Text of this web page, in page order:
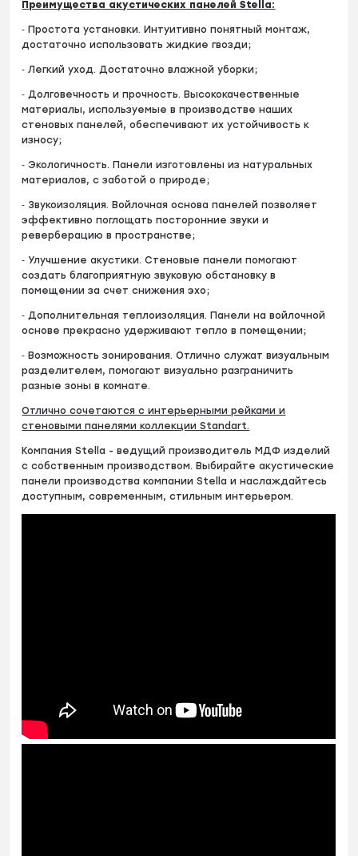
Преимущества акустических панелей Stella:
⁃ Простота установки. Интуитивно понятный монтаж,
достаточно использовать жидкие гвозди;
⁃ Легкий уход. Достаточно влажной уборки;
⁃ Долговечность и прочность. Высококачественные
материалы, используемые в производстве наших
стеновых панелей, обеспечивают их устойчивость к
износу;
⁃ Экологичность. Панели изготовлены из натуральных
материалов, с заботой о природе;
⁃ Звукоизоляция. Войлочная основа панелей позволяет
эффективно поглощать посторонние звуки и
реверберацию в пространстве;
⁃ Улучшение акустики. Стеновые панели помогают
создать благоприятную звуковую обстановку в
помещении за счет снижения эхо;
⁃ Дополнительная теплоизоляция. Панели на войлочной
основе прекрасно удерживают тепло в помещении;
⁃ Возможность зонирования. Отлично служат визуальным
разделителем, помогают визуально разграничить
разные зоны в комнате.
Отлично сочетаются с интерьерными рейками и
стеновыми панелями коллекции Standart.
Компания Stella - ведущий производитель МДФ изделий
с собственным производством. Выбирайте акустические
панели производства компании Stella и наслаждайтесь
доступным, современным, стильным интерьером.